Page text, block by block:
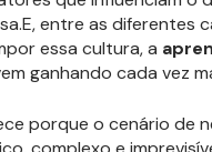
entre as diferentes
essa cultura, a
ganhando cada vez
porque o cenário de